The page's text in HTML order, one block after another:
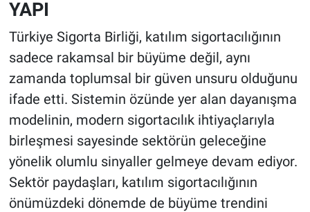
YAPI
Türkiye Sigorta Birliği, katılım sigortacılığının
sadece rakamsal bir büyüme değil, aynı
zamanda toplumsal bir güven unsuru olduğunu
ifade etti. Sistemin özünde yer alan dayanışma
modelinin, modern sigortacılık ihtiyaçlarıyla
birleşmesi sayesinde sektörün geleceğine
yönelik olumlu sinyaller gelmeye devam ediyor.
Sektör paydaşları, katılım sigortacılığının
önümüzdeki dönemde de büyüme trendini